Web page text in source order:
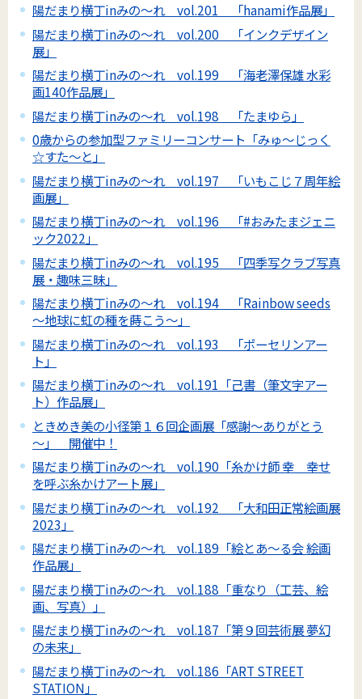
陽だまり横丁inみの～れ vol.201 「hanami作品展」
陽だまり横丁inみの～れ vol.200 「インクデザイン
展」
陽だまり横丁inみの～れ vol.199 「海老澤保雄 水彩
画140作品展」
陽だまり横丁inみの～れ vol.198 「たまゆら」
0歳からの参加型ファミリーコンサート「みゅ～じっく
☆すた～と」
陽だまり横丁inみの～れ vol.197 「いもこじ７周年絵
画展」
陽だまり横丁inみの～れ vol.196 「#おみたまジェニ
ック2022」
陽だまり横丁inみの～れ vol.195 「四季写クラブ写真
展・趣味三昧」
陽だまり横丁inみの～れ vol.194 「Rainbow seeds
～地球に虹の種を蒔こう～」
陽だまり横丁inみの～れ vol.193 「ポーセリンアー
ト」
陽だまり横丁inみの～れ vol.191「己書（筆文字アー
ト）作品展」
ときめき美の小径第１６回企画展「感謝～ありがとう
～」 開催中！
陽だまり横丁inみの～れ vol.190「糸かけ師 幸 幸せ
を呼ぶ糸かけアート展」
陽だまり横丁inみの～れ vol.192 「大和田正常絵画展
2023」
陽だまり横丁inみの～れ vol.189「絵とあ～る会 絵画
作品展」
陽だまり横丁inみの～れ vol.188「重なり（工芸、絵
画、写真）」
陽だまり横丁inみの～れ vol.187「第９回芸術展 夢幻
の未来」
陽だまり横丁inみの～れ vol.186「ART STREET
STATION」